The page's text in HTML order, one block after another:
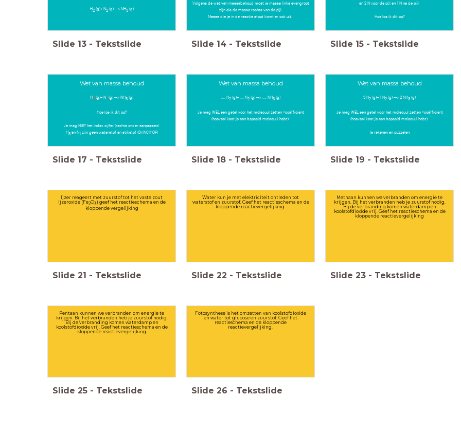
H2(g)+ N2(g) --> NH3(g)
Slide 13 - Tekstslide
Volgens de wet van massabehoud moet je massa links evengroot
zijn als de massa rechts van de pijl.
Massa die je in de reactie stopt komt er ook uit.
Slide 14 - Tekstslide
en 2 N voor de pijl en 1 N na de pijl
Hoe los ik dit op?
Slide 15 - Tekstslide
Wet van massa behoud
H3 (g)+ N1 (g) --> NH3 (g)
Hoe los ik dit op?
Je mag NIET het index cijfer (rechts onder aanpassen)
H3en N1zijn geen waterstof en stikstof (BrINClHOF)
Slide 17 - Tekstslide
Wet van massa behoud
.... H2(g)+ .... N2(g) --> .... NH3(g)
Je mag WEL een getal voor het molecuul zetten =coëfficient
(hoeveel keer je een bepaald molecuul hebt)
Slide 18 - Tekstslide
Wet van massa behoud
3 H2 (g)+ 1 N2 (g) --> 2 NH3 (g)
Je mag WEL een getal voor het molecuul zetten =coëfficient
(hoeveel keer je een bepaald molecuul hebt)
Is rekenen en puzzelen
Slide 19 - Tekstslide
Ijzer reageert met zuurstof tot het vaste zout
ijzeroxide (Fe2O3) geef het reactieschema en de
kloppende vergelijking
Slide 21 - Tekstslide
Water kun je met elektriciteit ontleden tot
waterstof en zuurstof. Geef het reactieschema en de
kloppende reactievergelijking
Slide 22 - Tekstslide
Methaan kunnen we verbranden om energie te
krijgen. Bij het verbranden heb je zuurstof nodig.
Bij de verbranding komen waterdamp en
koolstofdioxide vrij. Geef het reactieschema en de
kloppende reactievergelijking
Slide 23 - Tekstslide
Pentaan kunnen we verbranden om energie te
krijgen. Bij het verbranden heb je zuurstof nodig.
Bij de verbranding komen waterdamp en
koolstofdioxide vrij. Geef het reactieschema en de
kloppende reactievergelijking
Slide 25 - Tekstslide
Fotosynthese is het omzetten van koolstofdioxide
en water tot glucose en zuurstof. Geef het
reactieschema en de kloppende
reactievergelijking.
Slide 26 - Tekstslide